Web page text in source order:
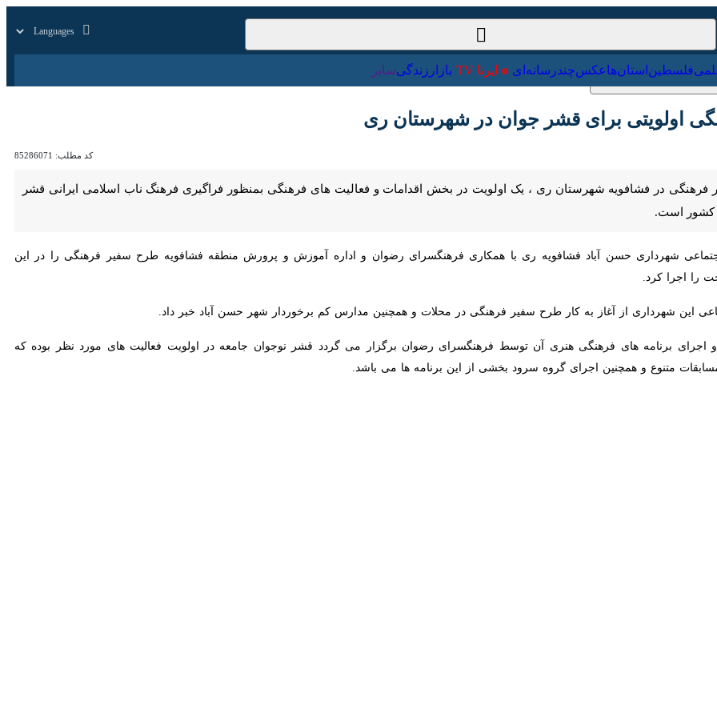
علمی فلسطین استان‌ها عکس چندرسانه‌ای ایرنا TV
برای قشر جوان در شهرستان ری
کد مطلب: 85286071